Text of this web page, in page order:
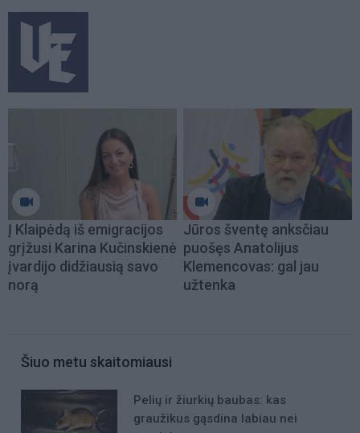
Į Klaipėdą iš emigracijos
grįžusi Karina Kučinskienė
įvardijo didžiausią savo
norą
Jūros šventę anksčiau
puošęs Anatolijus
Klemencovas: gal jau
užtenka
Šiuo metu skaitomiausi
Pelių ir žiurkių baubas: kas
graužikus gąsdina labiau nei